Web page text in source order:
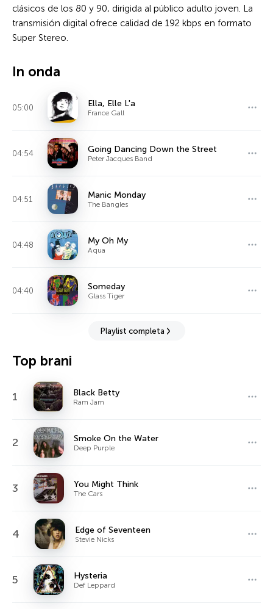
clásicos de los 80 y 90, dirigida al público adulto joven. La
transmisión digital ofrece calidad de 192 kbps en formato
Super Stereo.
In onda
05:00 Ella, Elle L'a
France Gall
04:54 Going Dancing Down the Street
Peter Jacques Band
04:51 Manic Monday
The Bangles
04:48 My Oh My
Aqua
04:40 Someday
Glass Tiger
Playlist completa
Top brani
1 Black Betty
Ram Jam
2 Smoke On the Water
Deep Purple
3 You Might Think
The Cars
4 Edge of Seventeen
Stevie Nicks
5 Hysteria
Def Leppard